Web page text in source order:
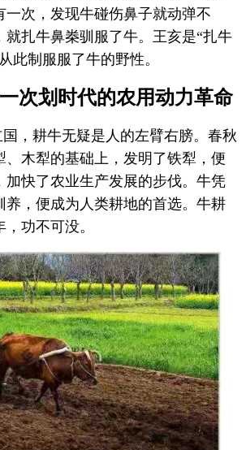
一次，发现牛碰伤鼻子就动弹不
就扎牛鼻桊驯服了牛。王亥是“扎牛
此制服服了牛的野性。
次划时代的农用动力革命
，耕牛无疑是人的左臂右膀。春秋
、木犁的基础上，发明了铁犁，便
加快了农业生产发展的步伐。牛凭
养，便成为人类耕地的首选。牛耕
功不可没。